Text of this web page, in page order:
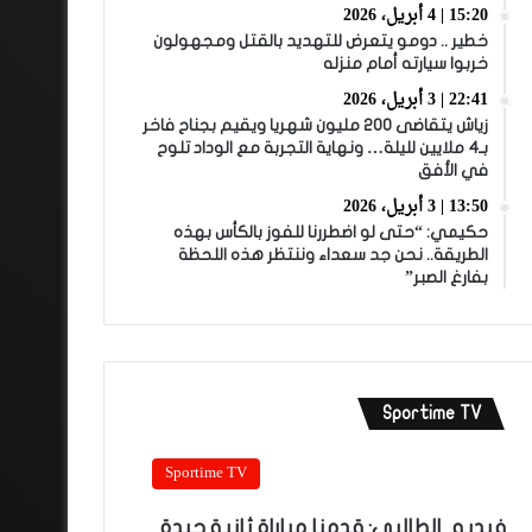
15:20 | 4 أبريل، 2026
خطير .. دومو يتعرض للتهديد بالقتل ومجهولون
خربوا سيارته أمام منزله
22:41 | 3 أبريل، 2026
زياش يتقاضى 200 مليون شهريا ويقيم بجناح فاخر
بـ4 ملايين لليلة… ونهاية التجربة مع الوداد تلوح
في الأفق
13:50 | 3 أبريل، 2026
حكيمي: “حتى لو اضطررنا للفوز بالكأس بهذه
الطريقة.. نحن جد سعداء وننتظر هذه اللحظة
بفارغ الصبر”
Sportime TV
Sportime TV